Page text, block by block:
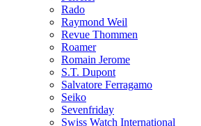
Rado
Raymond Weil
Revue Thommen
Roamer
Romain Jerome
S.T. Dupont
Salvatore Ferragamo
Seiko
Sevenfriday
Swiss Watch International